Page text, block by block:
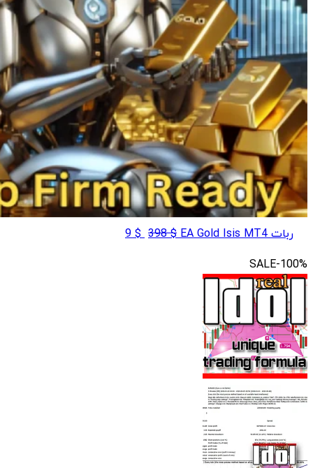
ربات EA Gold Isis MT4 $
398
قیمت
$
9 قیمت
SALE-100%